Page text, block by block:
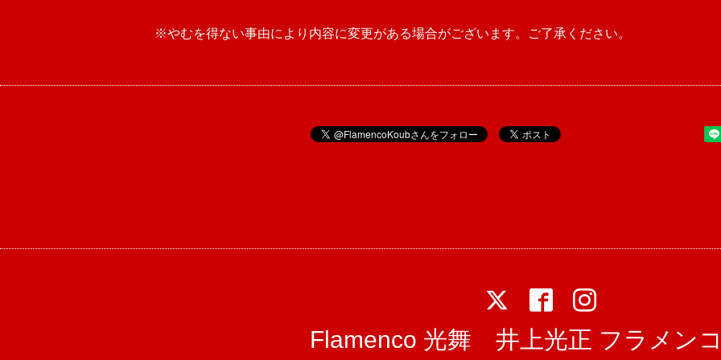
※やむを得ない事由により内容に変更がある場合がございます。ご了承ください。
Flamenco 光舞 井上光正 フラメン